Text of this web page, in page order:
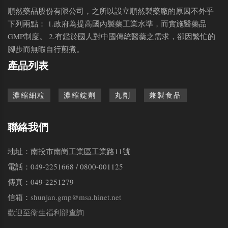
順然藥品股份有限公司，之所以設立順然製藥廠的原因不外乎
下列兩點： 1.政府為提高國內製藥工業水準，而實施醫藥品
GMP制度。 2.有鑑於國人對中國傳統醫藥之需求，卻因繁忙的
腳步而無暇自行煎煮。
產品列表
濃縮細粒 濃縮錠劑 丸劑 兼製食品
聯絡我們
地址：南投市南崗工業區工業路11號
電話：049-2251668 / 0800-001125
傳真：049-2251279
信箱： shunjan.gmp@msa.hinet.net
歡迎至衛生福利部查詢